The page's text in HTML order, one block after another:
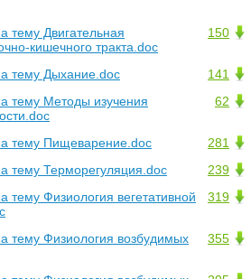
150
тему Двигательная
кишечного тракта.doc
141
тему Дыхание.doc
62
тему Методы изучения
281
тему Пищеварение.doc
239
тему Терморегуляция.doc
319
тему Физиология вегетативной
355
тему Физиология возбудимых